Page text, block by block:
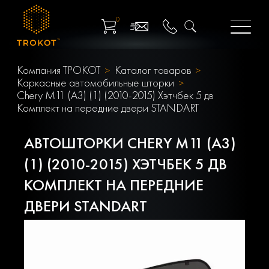
0
Компания ТРОКОТ
Каталог товаров
Каркасные автомобильные шторки
Chery M11 (A3) (1) (2010-2015) Хэтчбек 5 дв
Комплект на передние двери STANDART
АВТОШТОРКИ CHERY M11 (A3)
(1) (2010-2015) ХЭТЧБЕК 5 ДВ
КОМПЛЕКТ НА ПЕРЕДНИЕ
ДВЕРИ STANDART